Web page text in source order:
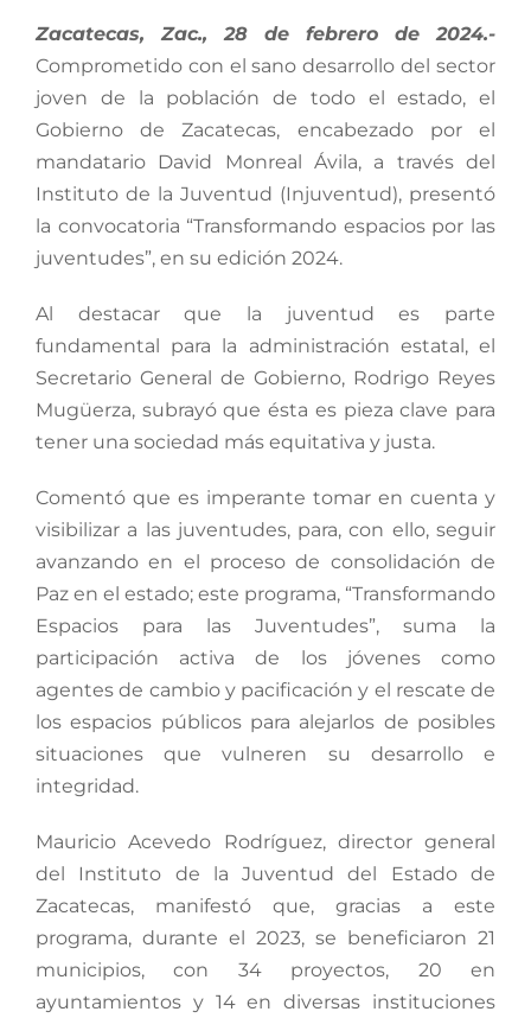
Zacatecas, Zac., 28 de febrero de 2024.-
Comprometido con el sano desarrollo del sector
joven de la población de todo el estado, el
Gobierno de Zacatecas, encabezado por el
mandatario David Monreal Ávila, a través del
Instituto de la Juventud (Injuventud), presentó
la convocatoria “Transformando espacios por las
juventudes”, en su edición 2024.
Al destacar que la juventud es parte
fundamental para la administración estatal, el
Secretario General de Gobierno, Rodrigo Reyes
Mugüerza, subrayó que ésta es pieza clave para
tener una sociedad más equitativa y justa.
Comentó que es imperante tomar en cuenta y
visibilizar a las juventudes, para, con ello, seguir
avanzando en el proceso de consolidación de
Paz en el estado; este programa, “Transformando
Espacios para las Juventudes”, suma la
participación activa de los jóvenes como
agentes de cambio y pacificación y el rescate de
los espacios públicos para alejarlos de posibles
situaciones que vulneren su desarrollo e
integridad.
Mauricio Acevedo Rodríguez, director general
del Instituto de la Juventud del Estado de
Zacatecas, manifestó que, gracias a este
programa, durante el 2023, se beneficiaron 21
municipios, con 34 proyectos, 20 en
ayuntamientos y 14 en diversas instituciones